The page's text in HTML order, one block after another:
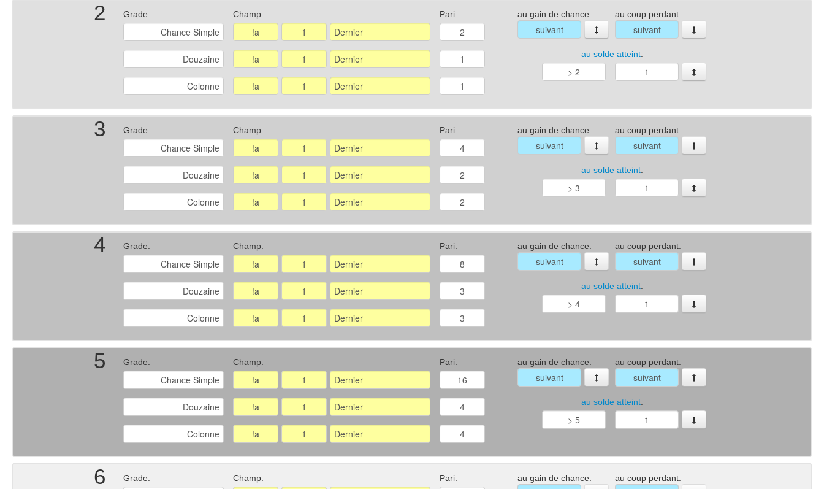
2 Grade: Champ: Pari: au gain de chance: au coup perdant:
au solde atteint:
3 Grade: Champ: Pari: au gain de chance: au coup perdant:
au solde atteint:
4 Grade: Champ: Pari: au gain de chance: au coup perdant:
au solde atteint:
5 Grade: Champ: Pari: au gain de chance: au coup perdant:
au solde atteint:
6 Grade: Champ: Pari: au gain de chance: au coup perdant: